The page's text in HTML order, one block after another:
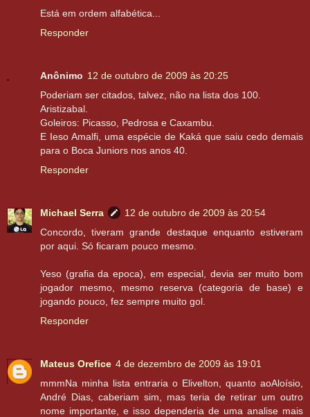
Está em ordem alfabética...
Responder
Anônimo 12 de outubro de 2009 às 20:25
Poderiam ser citados, talvez, não na lista dos 100.
Aristizabal.
Goleiros: Picasso, Pedrosa e Caxambu.
E Ieso Amalfi, uma espécie de Kaká que saiu cedo demais
para o Boca Juniors nos anos 40.
Responder
Michael Serra
12 de outubro de 2009 às 20:54
Concordo, tiveram grande destaque enquanto estiveram
por aqui. Só ficaram pouco mesmo.
Yeso (grafia da epoca), em especial, devia ser muito bom
jogador mesmo, mesmo reserva (categoria de base) e
jogando pouco, fez sempre muito gol.
Responder
Mateus Orefice 4 de dezembro de 2009 às 19:01
mmmNa minha lista entraria o Elivelton, quanto aoAloísio,
André Dias, caberiam sim, mas teria de retirar um outro
nome importante, e isso dependeria de uma analise mais